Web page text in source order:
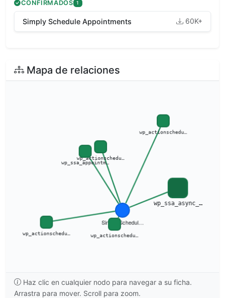
CONFIRMADOS 1
Simply Schedule Appointments 60K+
Mapa de relaciones
Haz clic en cualquier nodo para navegar a su ficha.
Arrastra para mover. Scroll para zoom.